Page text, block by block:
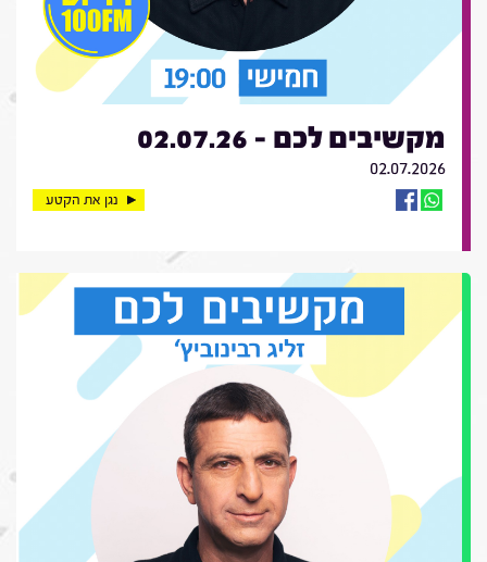
מקשיבים לכם - 02.07.26
02.07.2026
נגן את הקטע